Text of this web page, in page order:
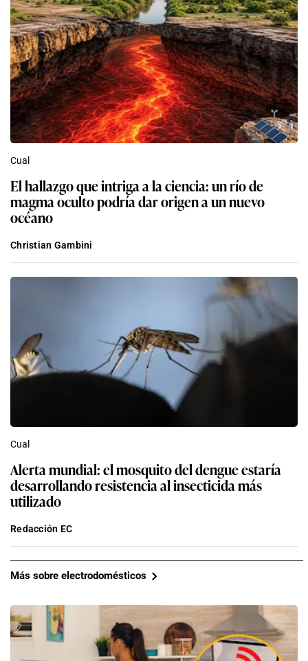
Cual
El hallazgo que intriga a la ciencia: un río de
magma oculto podría dar origen a un nuevo
océano
Christian Gambini
Cual
Alerta mundial: el mosquito del dengue estaría
desarrollando resistencia al insecticida más
utilizado
Redacción EC
Más sobre electrodomésticos